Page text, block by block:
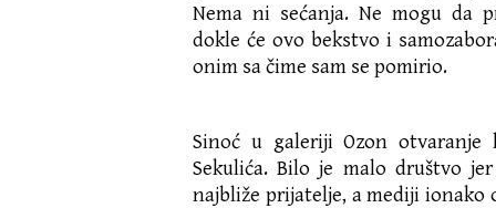
Nema ni sećanja. Ne mogu da
dokle će ovo bekstvo i
onim sa čime sam se pomirio.
Sinoć u galeriji Ozon otvaranje
Sekulića. Bilo je malo društvo
najbliže prijatelje, a mediji ionako